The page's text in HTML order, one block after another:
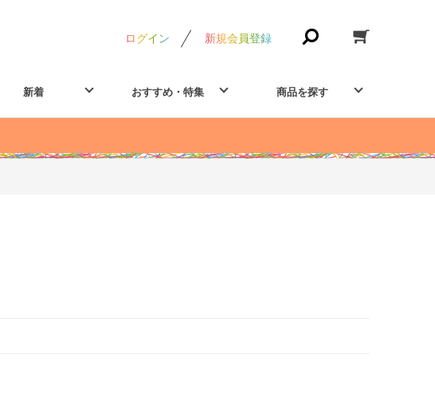
ログイン 新規会員登録
新着 おすすめ・特集 商品を探す